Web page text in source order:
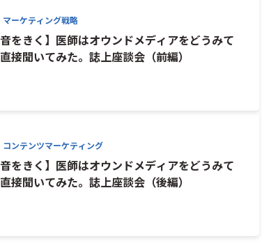
マーケティング戦略
音をきく】医師はオウンドメディアをどうみて
接聞いてみた。誌上座談会（前編）
コンテンツマーケティング
音をきく】医師はオウンドメディアをどうみて
接聞いてみた。誌上座談会（後編）